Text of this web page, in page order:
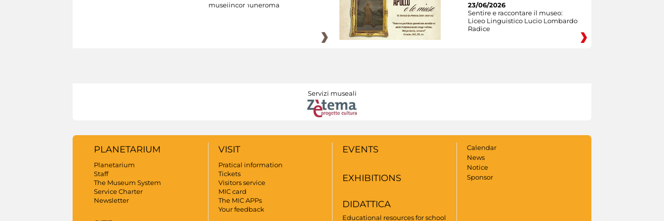
museiincomuneroma
23/06/2026
Sentire e raccontare il museo:
Liceo Linguistico Lucio Lombardo
Radice
Servizi museali
PLANETARIUM
Planetarium
Staff
The Museum System
Service Charter
Newsletter
VISIT
Pratical information
Tickets
Visitors service
MIC card
The MIC APPs
Your feedback
EVENTS
EXHIBITIONS
DIDATTICA
Educational resources for school
Calendar
News
Notice
Sponsor